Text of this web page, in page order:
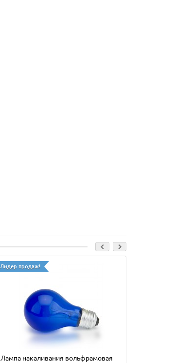
Лидер продаж!
Лампа накаливания вольфрамовая